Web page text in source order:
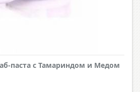
паста с Тамариндом и Медом